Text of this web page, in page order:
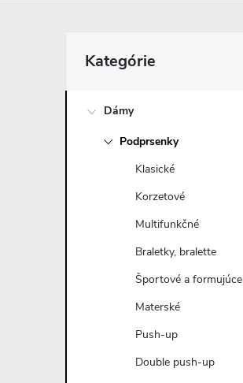
o
kategórie
Kategórie
Dámy
Podprsenky
Klasické
Korzetové
Multifunkčné
Braletky, bralette
Športové a formujúce
Materské
Push-up
Double push-up